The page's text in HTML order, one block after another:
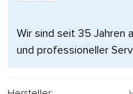
Wir sind seit 35 Jahren
und professioneller